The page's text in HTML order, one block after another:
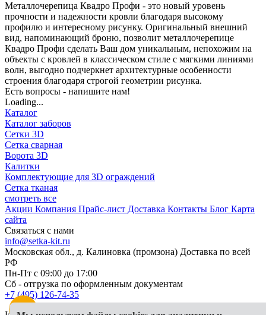
Металлочерепица Квадро Профи - это новый уровень
прочности и надежности кровли благодаря высокому
профилю и интересному рисунку. Оригинальный внешний
вид, напоминающий броню, позволит металлочерепице
Квадро Профи сделать Ваш дом уникальным, непохожим на
объекты с кровлей в классическом стиле с мягкими линиями
волн, выгодно подчеркнет архитектурные особенности
строения благодаря строгой геометрии рисунка.
Есть вопросы - напишите нам!
Loading...
Каталог
Каталог заборов
Сетки 3D
Сетка сварная
Ворота 3D
Калитки
Комплектующие для 3D ограждений
Сетка тканая
смотреть все
Акции Компания Прайс-лист Доставка Контакты Блог Карта
сайта
Связаться с нами
info@setka-kit.ru
Московская обл., д. Калиновка (промзона) Доставка по всей
РФ
Пн-Пт с 09:00 до 17:00
Сб - отгрузка по оформленным документам
+7 (495) 126-74-35